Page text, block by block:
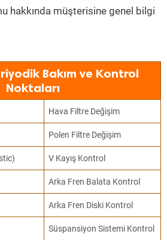
hakkında müşterisine genel bilgi
Bakım ve Kontrol
Noktaları
Hava Filtre Değişim
Polen Filtre Değişim
V Kayış Kontrol
Arka Fren Balata Kontrol
Arka Fren Diski Kontrol
Süspansiyon Sistemi Kontrol